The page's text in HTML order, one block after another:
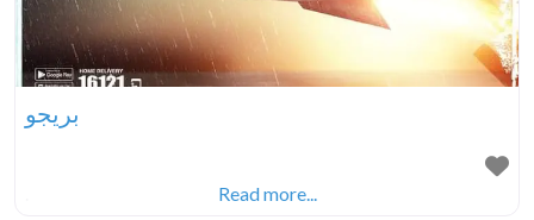
بريجو
Read more...